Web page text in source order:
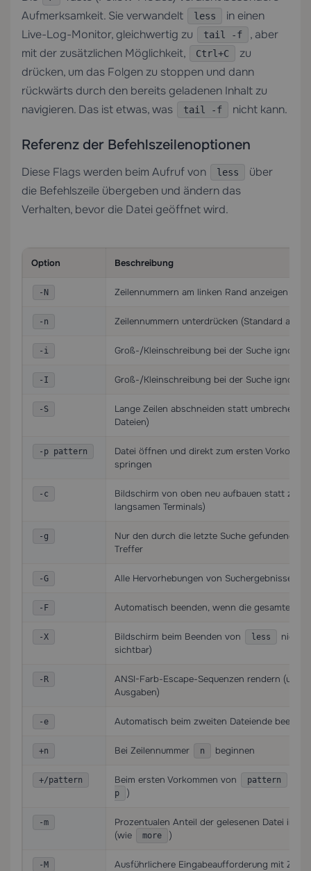
Aufmerksamkeit. Sie verwandelt
less
in einen
Live-Log-Monitor, gleichwertig zu
tail -f
, aber
mit der zusätzlichen Möglichkeit,
Ctrl+C
zu
drücken, um das Folgen zu stoppen und dann
rückwärts durch den bereits geladenen Inhalt zu
navigieren. Das ist etwas, was
tail -f nicht kann.
Referenz der Befehlszeilenoptionen
Diese Flags werden beim Aufruf von less
über
die Befehlszeile übergeben und ändern das
Verhalten, bevor die Datei geöffnet wird.
Option Beschreibung
-N Zeilennummern am linken Rand anzeigen
-n Zeilennummern unterdrücken (Standard auf
-i Groß-/Kleinschreibung bei der Suche
-I Groß-/Kleinschreibung bei der Suche
-S
Lange Zeilen abschneiden statt umbrechen
Dateien)
-p pattern
Datei öffnen und direkt zum ersten
springen
-c
Bildschirm von oben neu aufbauen statt zu
langsamen Terminals)
-g
Nur den durch die letzte Suche gefundenen
Treffer
-G Alle Hervorhebungen von Suchergebnissen
-F Automatisch beenden, wenn die gesamte
-X Bildschirm beim Beenden von less
nicht
sichtbar)
-R
ANSI-Farb-Escape-Sequenzen rendern
Ausgaben)
-e Automatisch beim zweiten Dateiende beenden
+n Bei Zeilennummer n beginnen
+/pattern Beim ersten Vorkommen von pattern
p )
-m
Prozentualen Anteil der gelesenen Datei in
(wie
more )
-M
Ausführlichere Eingabeaufforderung mit